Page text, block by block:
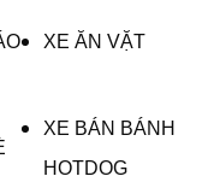
XE ĂN VẶT
XE BÁN BÁNH
HOTDOG